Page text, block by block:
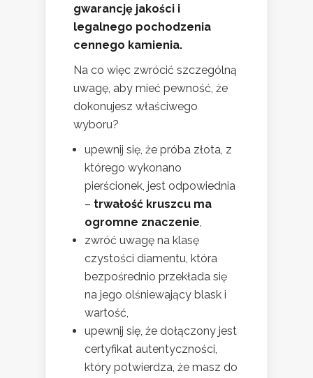
gwarancję jakości i
legalnego pochodzenia
cennego kamienia.
Na co więc zwrócić szczególną
uwagę, aby mieć pewność, że
dokonujesz właściwego
wyboru?
upewnij się, że próba złota, z
którego wykonano
pierścionek, jest odpowiednia
– trwałość kruszcu ma
ogromne znaczenie,
zwróć uwagę na klasę
czystości diamentu, która
bezpośrednio przekłada się
na jego olśniewający blask i
wartość,
upewnij się, że dołączony jest
certyfikat autentyczności,
który potwierdza, że masz do